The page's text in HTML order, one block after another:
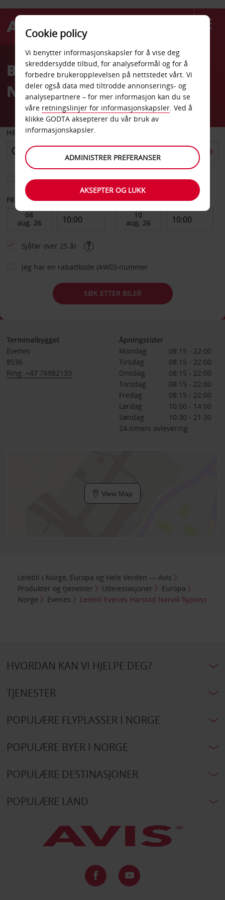
Welcome
AvisBilleie Evenes Harstad
Narvik Flyplass
HENT FRA
Velg et annet leveringssted
FRA DATO TIL DATO
Sjåfør over 25 år
Jeg har en rabattkode (AWD)-nummer
SØK ETTER BILER
Terminalbygget
Evenes
8536
Ring: +47 76982133
Åpningstider
Mandag
08:15 - 22:00
Tirsdag
08:15 - 22:00
Onsdag
08:15 - 22:00
Torsdag
08:15 - 22:00
Fredag
08:15 - 22:00
Lørdag
10:00 - 14:00
Søndag
10:30 - 21:30
24-timers avlevering
View Map
Leiebil i Norge, Europa og Hele Verden — Avis
Produkter og tjenester
Utleiestasjoner
Europa
Norge
Evenes Leiebil Evenes Harstad Narvik flyplass
HVORDAN KAN VI HJELPE DEG?
TJENESTER
POPULÆRE FLYPLASSER I NORGE
POPULÆRE BYER I NORGE
POPULÆRE DESTINASJONER
POPULÆRE LAND
Cookie policy
Vi benytter informasjonskapsler for å vise deg
skreddersydde tilbud, for analyseformål og for å
forbedre brukeropplevelsen på nettstedet vårt. Vi
deler også data med tiltrodde annonserings- og
analysepartnere – for mer informasjon kan du se
våre retningslinjer for informasjonskapsler. Ved å
klikke GODTA aksepterer du vår bruk av
informasjonskapsler.
ADMINISTRER PREFERANSER
AKSEPTER OG LUKK